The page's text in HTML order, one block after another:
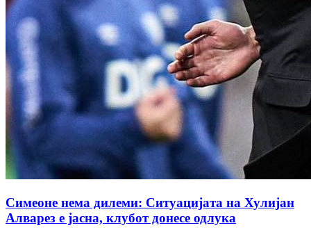
Симеоне нема дилеми: Ситуацијата на Хулијан
Алварез е јасна, клубот донесе одлука